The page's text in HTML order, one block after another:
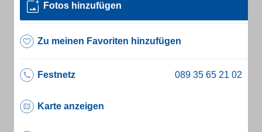
Fotos hinzufügen
Zu meinen Favoriten hinzufügen
Festnetz
Karte anzeigen